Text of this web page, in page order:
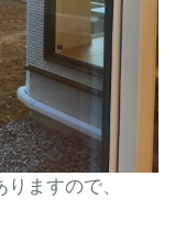
ますので、